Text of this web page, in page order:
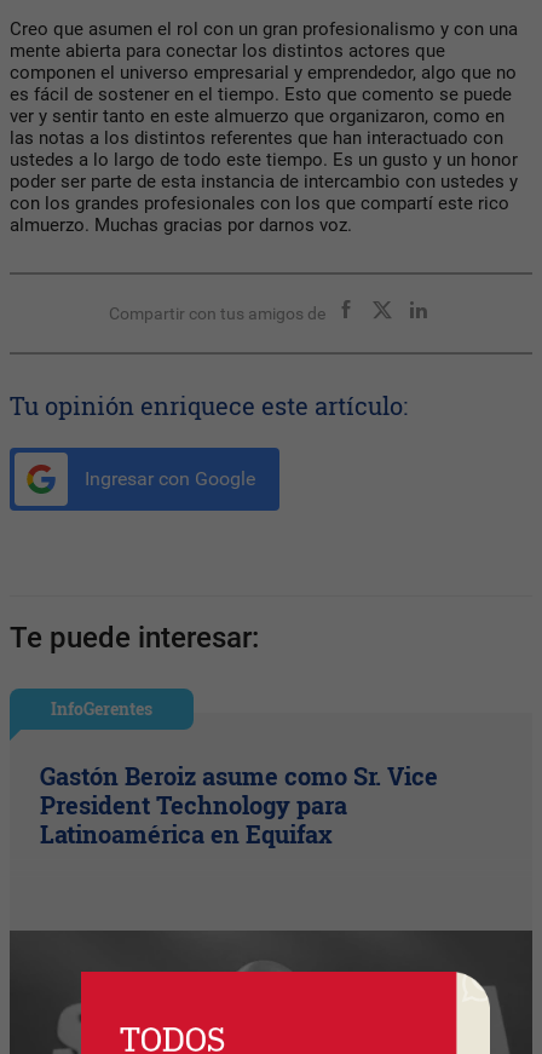
Creo que asumen el rol con un gran profesionalismo y con una
mente abierta para conectar los distintos actores que
componen el universo empresarial y emprendedor, algo que no
es fácil de sostener en el tiempo. Esto que comento se puede
ver y sentir tanto en este almuerzo que organizaron, como en
las notas a los distintos referentes que han interactuado con
ustedes a lo largo de todo este tiempo. Es un gusto y un honor
poder ser parte de esta instancia de intercambio con ustedes y
con los grandes profesionales con los que compartí este rico
almuerzo. Muchas gracias por darnos voz.
Compartir con tus amigos de
Tu opinión enriquece este artículo:
Ingresar con Google
Te puede interesar:
InfoGerentes
Gastón Beroiz asume como Sr. Vice
President Technology para
Latinoamérica en Equifax